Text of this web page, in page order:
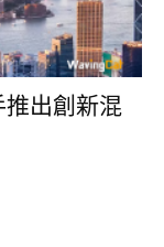
推出創新混